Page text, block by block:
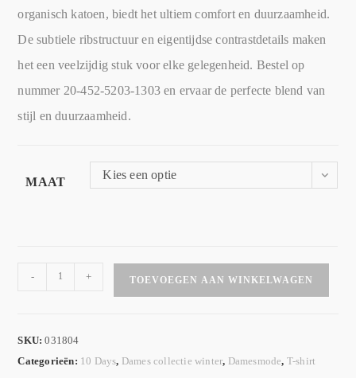
organisch katoen, biedt het ultiem comfort en duurzaamheid.
De subtiele ribstructuur en eigentijdse contrastdetails maken
het een veelzijdig stuk voor elke gelegenheid. Bestel op
nummer 20-452-5203-1303 en ervaar de perfecte blend van
stijl en duurzaamheid.
MAAT
Kies een optie
- + TOEVOEGEN AAN WINKELWAGEN
SKU:031804
Categorieën: 10 Days, Dames collectie winter, Damesmode, T-shirt